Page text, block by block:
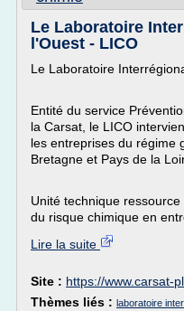
Le Laboratoire
l'Ouest - LICO
Le Laboratoire
Entité du service
la Carsat, le LICO
les entreprises du régime
Bretagne et Pays de la
Unité technique
du risque chimique en
Lire la suite
Site : https://www.carsat-
Thèmes liés : laboratoire